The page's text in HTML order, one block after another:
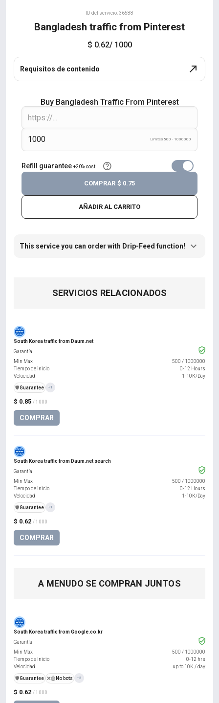
ID del servicio: 36588
Bangladesh traffic from Pinterest
$ 0.62/ 1000
Requisitos de contenido
Buy Bangladesh Traffic From Pinterest
Límites 500 - 1000000
Refill guarantee +20% cost
AÑADIR AL CARRITO
COMPRAR $ 0.75
This service you can order with Drip-Feed function!
SERVICIOS RELACIONADOS
South Korea traffic from Daum.net
$ 0.85 / 1000
COMPRAR
Garantía
Min Max
500 / 1000000
Tiempo de inicio
0-12 Hours
Velocidad
1-10K/Day
️🛡️Guarantee +1
South Korea traffic from Daum.net search
$ 0.62 / 1000
COMPRAR
Garantía
Min Max
500 / 1000000
Tiempo de inicio
0-12 Hours
Velocidad
1-10K/Day
️🛡️Guarantee +1
A MENUDO SE COMPRAN JUNTOS
South Korea traffic from Google.co.kr
$ 0.62 / 1000
Garantía
Min Max
500 / 1000000
Tiempo de inicio
0-12 hrs
Velocidad
up to 10K / day
️🛡️Guarantee ❌🤖 No bots +5